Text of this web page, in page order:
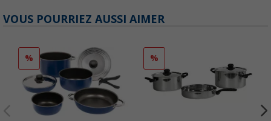
VOUS POURRIEZ AUSSI AIMER
% %